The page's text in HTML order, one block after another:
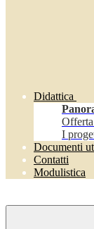
Didattica
I
Documenti
Contatti
Modulistica